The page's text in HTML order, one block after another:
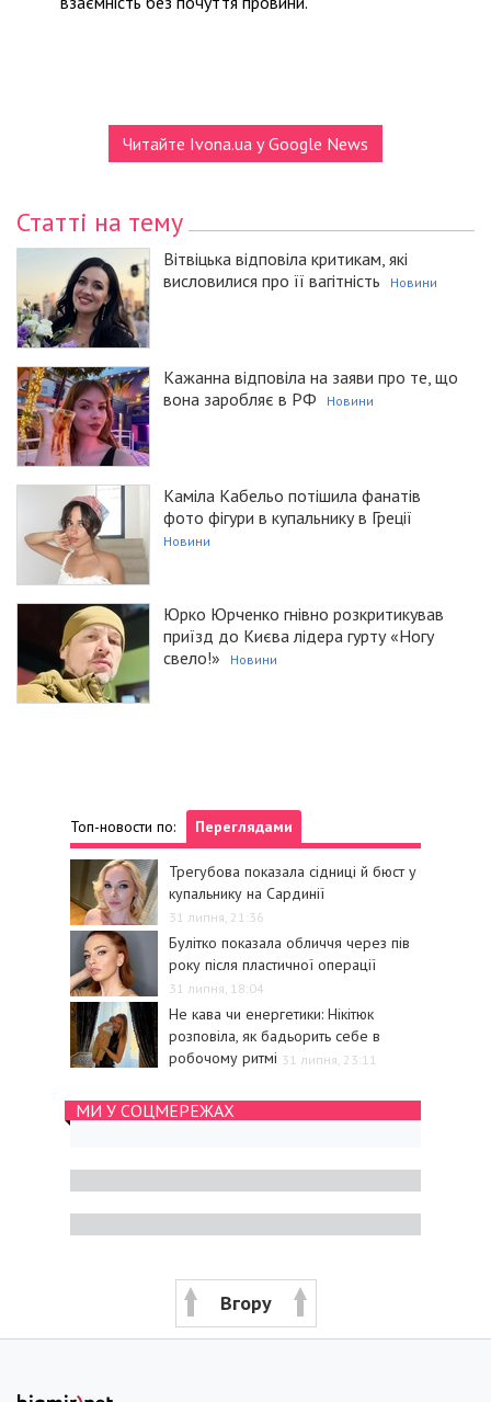
Читайте Ivona.ua у Google News
Статті на тему
Вітвіцька відповіла критикам, які
висловилися про її вагітність
Новини
Кажанна відповіла на заяви про те, що
вона заробляє в РФ
Новини
Каміла Кабельо потішила фанатів
фото фігури в купальнику в Греції
Новини
Юрко Юрченко гнівно розкритикував
приїзд до Києва лідера гурту «Ногу
свело!»
Новини
Топ-новости по: Переглядами
Трегубова показала сідниці й бюст у
купальнику на Сардинії
31 липня, 21:36
Булітко показала обличчя через пів
року після пластичної операції
31 липня, 18:04
Не кава чи енергетики: Нікітюк
розповіла, як бадьорить себе в
робочому ритмі 31 липня, 23:11
МИ У СОЦМЕРЕЖАХ
Вгору